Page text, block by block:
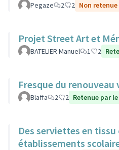
Pegaze 2 2 Non
Projet Street Art et
BATELIER Manuel 1 2
Fresque du
Blaffa 2 2 Retenue par
Des serviettes en tissu
établissements